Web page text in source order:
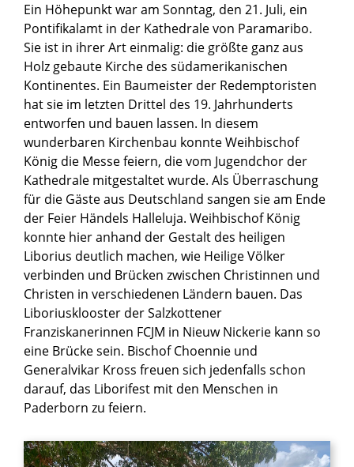
Ein Höhepunkt war am Sonntag, den 21. Juli, ein
Pontifikalamt in der Kathedrale von Paramaribo.
Sie ist in ihrer Art einmalig: die größte ganz aus
Holz gebaute Kirche des südamerikanischen
Kontinentes. Ein Baumeister der Redemptoristen
hat sie im letzten Drittel des 19. Jahrhunderts
entworfen und bauen lassen. In diesem
wunderbaren Kirchenbau konnte Weihbischof
König die Messe feiern, die vom Jugendchor der
Kathedrale mitgestaltet wurde. Als Überraschung
für die Gäste aus Deutschland sangen sie am Ende
der Feier Händels Halleluja. Weihbischof König
konnte hier anhand der Gestalt des heiligen
Liborius deutlich machen, wie Heilige Völker
verbinden und Brücken zwischen Christinnen und
Christen in verschiedenen Ländern bauen. Das
Liboriusklooster der Salzkottener
Franziskanerinnen FCJM in Nieuw Nickerie kann so
eine Brücke sein. Bischof Choennie und
Generalvikar Kross freuen sich jedenfalls schon
darauf, das Liborifest mit den Menschen in
Paderborn zu feiern.